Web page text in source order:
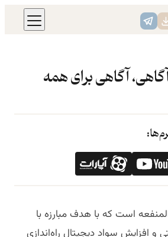
آگاهی برای همه
است که با هدف مبارزه با
و افزایش سواد دیجیتال راه‌اندازی